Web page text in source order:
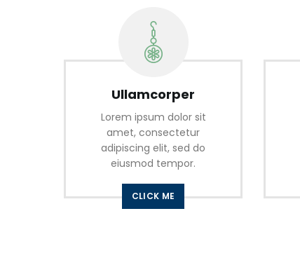
Ullamcorper
Lorem ipsum dolor sit
amet, consectetur
adipiscing elit, sed do
eiusmod tempor.
CLICK ME